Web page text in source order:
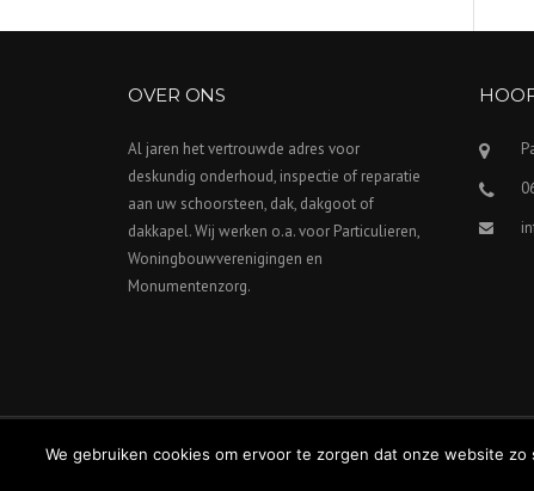
OVER ONS
Al jaren het vertrouwde adres voor
deskundig onderhoud, inspectie of reparatie
aan uw schoorsteen, dak, dakgoot of
dakkapel. Wij werken o.a. voor Particulieren,
Woningbouwverenigingen en
Monumentenzorg.
© Dak en Schoorsteenonderhoud |Privacy Policy
We gebruiken cookies om ervoor te zorgen dat onze website